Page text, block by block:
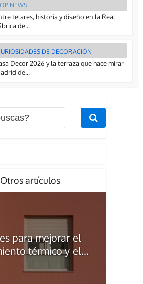
NEWS
telares, historia y diseño en la Real
de...
DE DECORACIÓN
Decor 2026 y la terraza que hace mirar
de...
Otros artículos
para mejorar el
térmico y el...